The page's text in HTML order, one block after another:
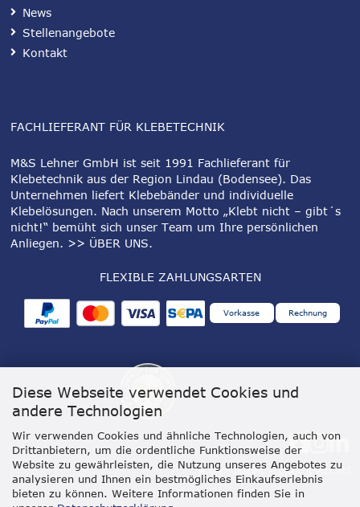
Diese Webseite verwendet Cookies und
andere Technologien
Wir verwenden Cookies und ähnliche Technologien, auch von
Drittanbietern, um die ordentliche Funktionsweise der
Website zu gewährleisten, die Nutzung unseres Angebotes zu
analysieren und Ihnen ein bestmögliches Einkaufserlebnis
bieten zu können. Weitere Informationen finden Sie in
FACHLIEFERANT FÜR KLEBETECHNIK
M&S Lehner GmbH ist seit 1991 Fachlieferant für
Klebetechnik aus der Region Lindau (Bodensee). Das
Unternehmen liefert Klebebänder und individuelle
Klebelösungen. Nach unserem Motto „Klebt nicht – gibt´s
nicht!“ bemüht sich unser Team um Ihre persönlichen
Anliegen. >> ÜBER UNS.
FLEXIBLE ZAHLUNGSARTEN
Vorkasse Rechnung
News
Stellenangebote
Kontakt